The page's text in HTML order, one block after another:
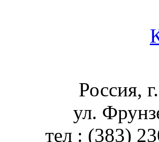
Россия,
ул.
тел : (383)